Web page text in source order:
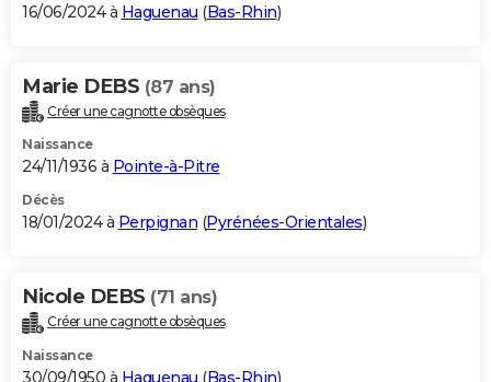
16/06/2024 à Haguenau (Bas-Rhin)
Marie DEBS (87 ans)
Créer une cagnotte obsèques
Naissance
24/11/1936 à Pointe-à-Pitre
Décès
18/01/2024 à Perpignan (Pyrénées-Orientales)
Nicole DEBS (71 ans)
Créer une cagnotte obsèques
Naissance
30/09/1950 à Haguenau (Bas-Rhin)